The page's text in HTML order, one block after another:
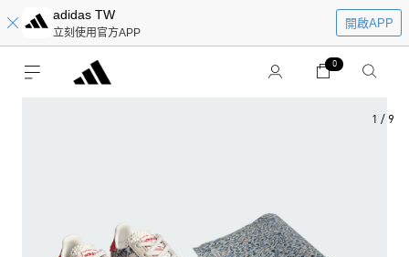
adidas TW
立刻使用官方APP
開啟APP
0
1 / 9